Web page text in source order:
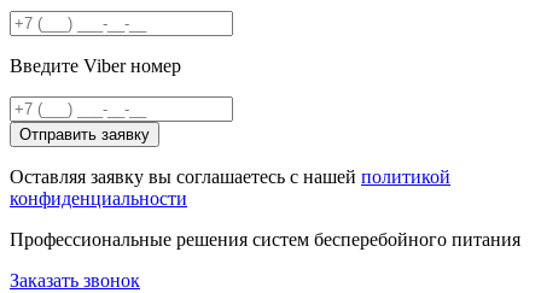
Введите Viber номер
Отправить заявку
Оставляя заявку вы соглашаетесь с нашей политикой
конфиденциальности
Профессиональные решения систем бесперебойного питания
Заказать звонок